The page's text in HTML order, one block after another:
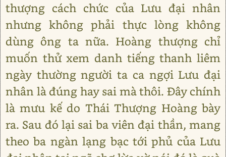
thượng cách chức của Lưu đại nhân
nhưng không phải thực lòng không
dùng ông ta nữa. Hoàng thượng chỉ
muốn thử xem danh tiếng thanh liêm
ngày thường người ta ca ngợi Lưu đại
nhân là đúng hay sai mà thôi. Đây chính
là mưu kế do Thái Thượng Hoàng bày
ra. Sau đó lại sai ba viên đại thần, mang
theo ba ngàn lạng bạc tới phủ của Lưu